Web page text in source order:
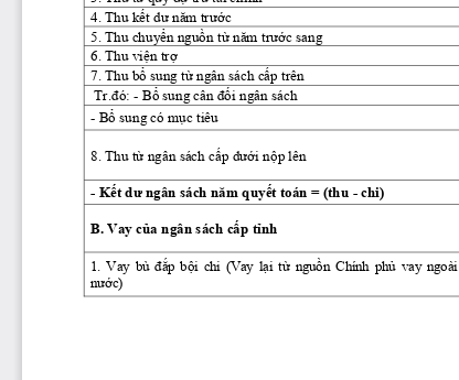
4. Thu kết dư năm trước
5. Thu chuyển nguồn từ năm trước sang
6. Thu viện trợ
7. Thu bổ sung từ ngân sách cấp trên
Tr.đó: - Bổ sung cân đối ngân sách
- Bổ sung có mục tiêu
8. Thu từ ngân sách cấp dưới nộp lên
- Kết dư ngân sách năm quyết toán = (thu - chi)
B. Vay của ngân sách cấp tỉnh
1. Vay bù đắp bội chi (Vay lại từ nguồn Chính phủ vay ngoài
nước)